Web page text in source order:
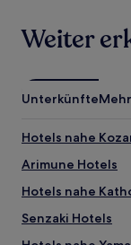
können
besten
Preisgarantie.
Weiter
Unterkünfte
Hotels nahe
Arimune Hotels
Hotels nahe
Senzaki Hotels